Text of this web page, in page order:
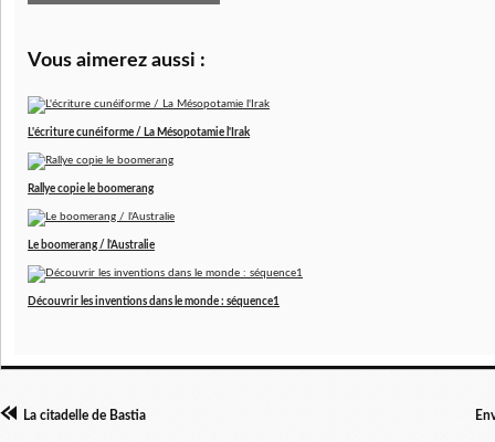
Vous aimerez aussi :
L'écriture cunéiforme / La Mésopotamie l'Irak
Rallye copie le boomerang
Le boomerang / l'Australie
Découvrir les inventions dans le monde : séquence1
La citadelle de Bastia